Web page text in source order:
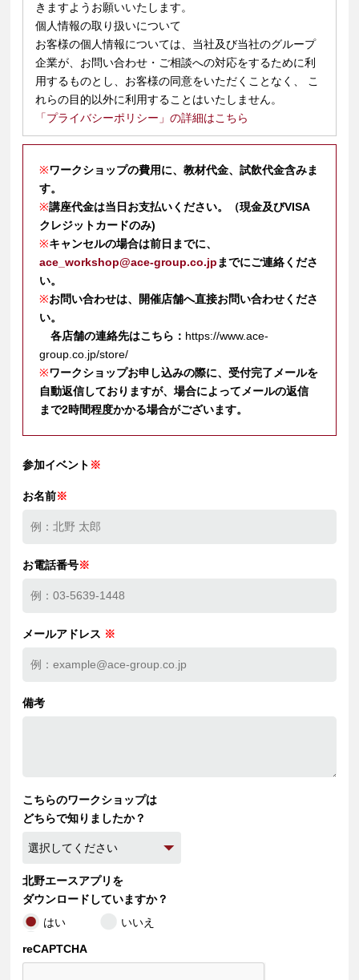
きますようお願いいたします。
個人情報の取り扱いについて
お客様の個人情報については、当社及び当社のグループ
企業が、お問い合わせ・ご相談への対応をするために利
用するものとし、お客様の同意をいただくことなく、 こ
れらの目的以外に利用することはいたしません。
「プライバシーポリシー」の詳細はこちら
※ワークショップの費用に、教材代金、試飲代金含みま
す。
※講座代金は当日お支払いください。（現金及びVISA
クレジットカードのみ)
※キャンセルの場合は前日までに、
ace_workshop@ace-group.co.jpまでにご連絡くださ
い。
※お問い合わせは、開催店舗へ直接お問い合わせくださ
い。
各店舗の連絡先はこちら： https://www.ace-
group.co.jp/store/
※ワークショップお申し込みの際に、受付完了メールを
自動返信しておりますが、場合によってメールの返信
まで2時間程度かかる場合がございます。
参加イベント ※
お名前※
お電話番号※
メールアドレス ※
備考
こちらのワークショップは
どちらで知りましたか？
北野エースアプリを
ダウンロードしていますか？
はい
いいえ
reCAPTCHA